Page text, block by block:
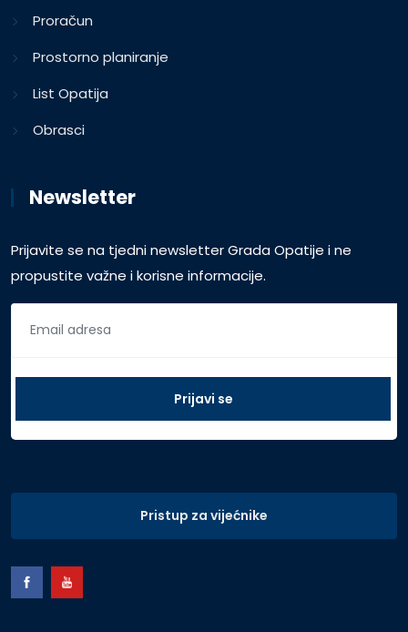
Proračun
Prostorno planiranje
List Opatija
Obrasci
Newsletter
Prijavite se na tjedni newsletter Grada Opatije i ne
propustite važne i korisne informacije.
Pristup za vijećnike